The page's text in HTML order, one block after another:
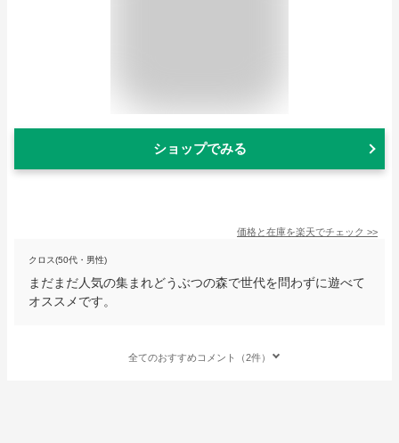
ショップでみる
価格と在庫を楽天でチェック >>
クロス(50代・男性)
まだまだ人気の集まれどうぶつの森で世代を問わずに遊べて
オススメです。
全てのおすすめコメント（2件）